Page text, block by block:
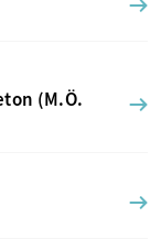
(M.Ö.